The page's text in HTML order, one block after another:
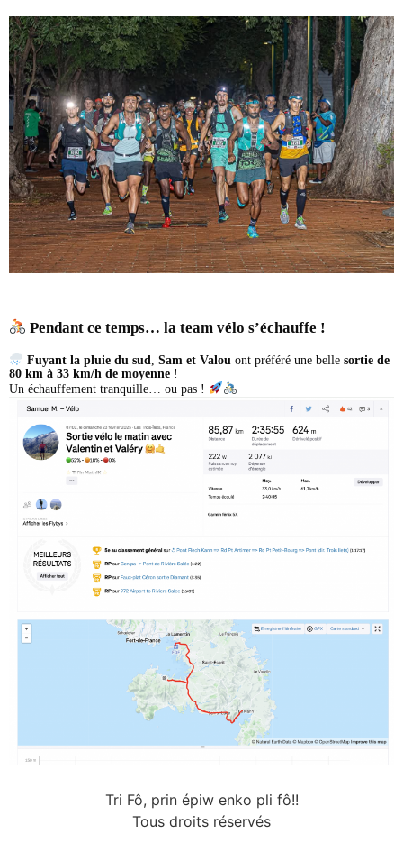
Pendant ce temps… la team vélo s’échauffe !
Fuyant la pluie du sud Sam et Valou ont préféré une belle sortie de
80 km à 33 km/h de moyenne !
Un échauffement tranquille… ou pas !
Tri Fô, prin épiw enko pli fô!!
Tous droits réservés